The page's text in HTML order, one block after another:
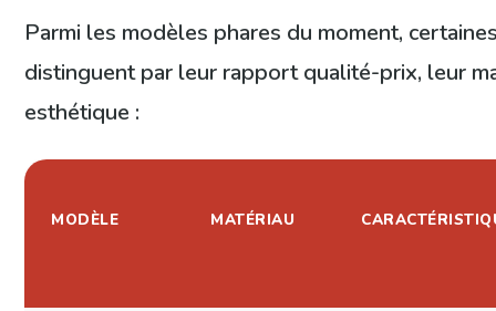
Parmi les modèles phares du moment,
distinguent par leur rapport qualité-prix, leur
esthétique :
MODÈLE MATÉRIAU